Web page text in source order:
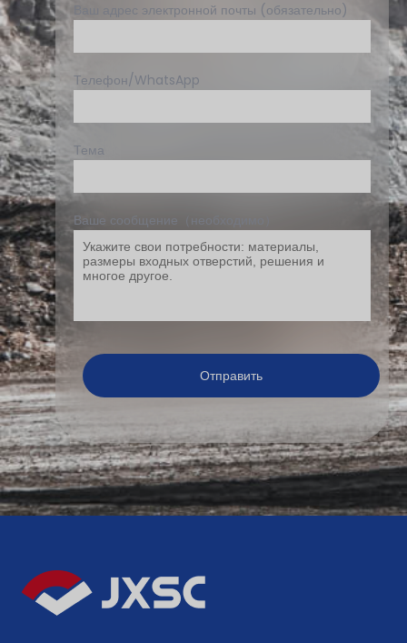
Ваш адрес электронной почты (обязательно)
Телефон/WhatsApp
Тема
Ваше сообщение（необходимо）